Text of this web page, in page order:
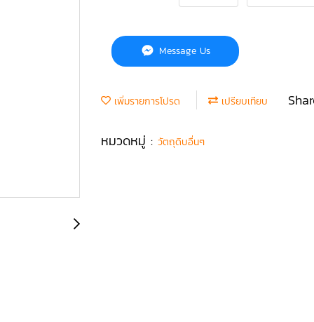
Message Us
เพิ่มรายการโปรด เปรียบเทียบ
หมวดหมู่ : วัตถุดิบอื่นๆ